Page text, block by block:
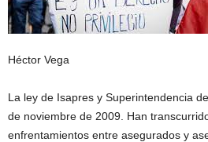
Héctor Vega
La ley de Isapres y Superintendencia
de noviembre de 2009. Han
enfrentamientos entre asegurados y